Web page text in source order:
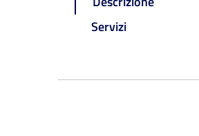
Servizi